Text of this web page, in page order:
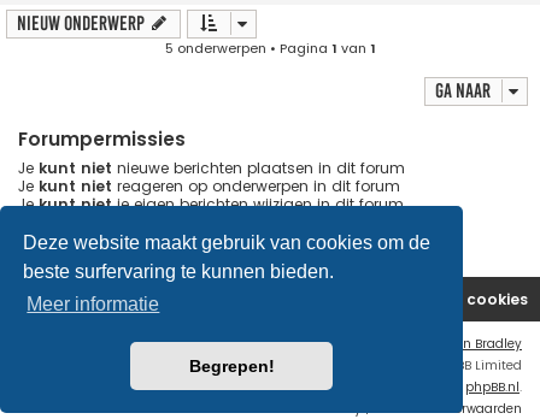
Deze website maakt gebruik van cookies om de
beste surfervaring te kunnen bieden.
Meer informatie
Begrepen!
Nieuw onderwerp
5 onderwerpen • Pagina 1 van 1
Ga naar
Forumpermissies
Je kunt niet nieuwe berichten plaatsen in dit forum
Je kunt niet reageren op onderwerpen in dit forum
Jekunt nietje eigen berichten wijzigen in dit forum
Jekunt geenbijlagen plaatsen in dit forum
Website Forum Verwijder cookies
Ian Bradley
Powered byphpBB
® Forum Software © phpBB Limited
Nederlandse vertaling door phpBB.nl.
Privacy|Gebruikersvoorwaarden